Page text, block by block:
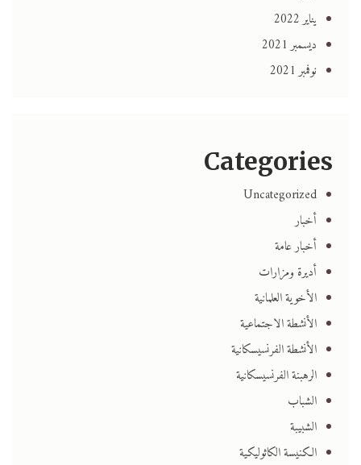
يناير 2022
ديسمبر 2021
نوفمبر 2021
Categories
Uncategorized
أخبار
أخبار عامة
أديرة ومزارات
الأخوية العلمانية
الأنشطة الاجتماعية
الأنشطة الفرنسيسكانية
الرهبنة الفرنسيسكانية
الشباب
الشبيبة
الكنيسة الكاثوليكية